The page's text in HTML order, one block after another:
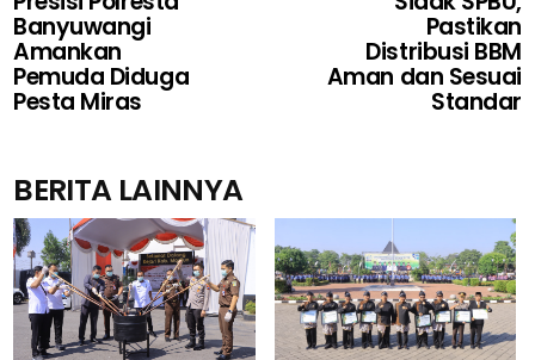
Banyuwangi
Amankan
Pemuda Diduga
Pesta Miras
Pastikan
Distribusi BBM
Aman dan Sesuai
Standar
BERITA LAINNYA